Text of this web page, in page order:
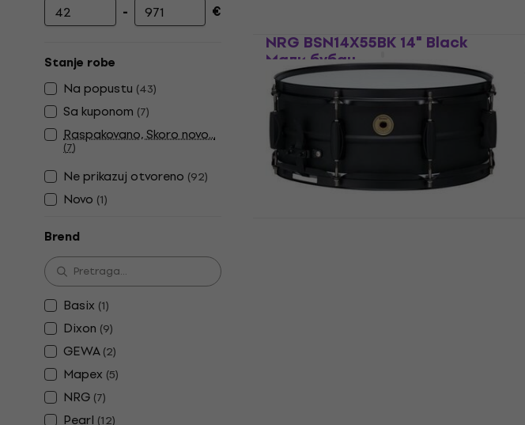
Minimalna cena
- Maksimalna cena
€
Stanje robe
Na popustu (43)
Sa kuponom (7)
Raspakovano, Skoro novo...
(7)
Ne prikazuj otvoreno (92)
Novo (1)
Brend
Basix (1)
Dixon (9)
GEWA (2)
Mapex (5)
NRG (7)
Pearl (12)
NRG BSN14X55BK 14" Black
Мали бубањ
Мали бубањ
5
48,90 €
Na stanju u skladištu